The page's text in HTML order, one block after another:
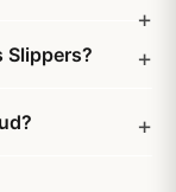
Slippers?